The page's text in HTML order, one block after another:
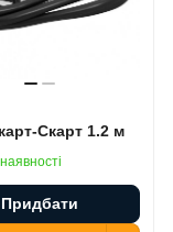
Скарт 1.2 м
Придбати